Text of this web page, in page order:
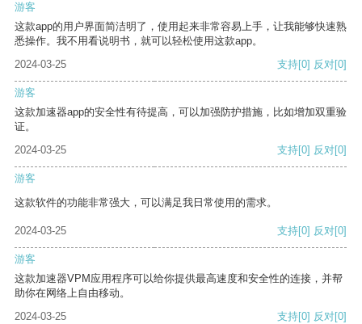
游客
这款app的用户界面简洁明了，使用起来非常容易上手，让我能够快速熟
悉操作。我不用看说明书，就可以轻松使用这款app。
2024-03-25
支持[0] 反对[0]
游客
这款加速器app的安全性有待提高，可以加强防护措施，比如增加双重验
证。
2024-03-25
支持[0] 反对[0]
游客
这款软件的功能非常强大，可以满足我日常使用的需求。
2024-03-25 支持[0] 反对[0]
游客
这款加速器VPM应用程序可以给你提供最高速度和安全性的连接，并帮
助你在网络上自由移动。
2024-03-25
支持[0] 反对[0]